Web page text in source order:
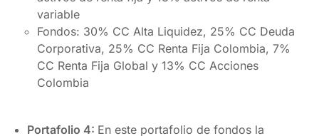
variable
Fondos: 30% CC Alta Liquidez, 25% CC Deuda
Corporativa, 25% CC Renta Fija Colombia, 7%
CC Renta Fija Global y 13% CC Acciones
Colombia
Portafolio 4: En este portafolio de fondos la